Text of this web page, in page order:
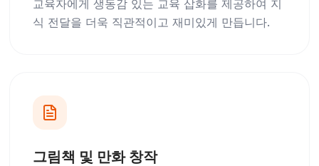
교육자에게 생동감 있는 교육 삽화를 제공하여 지
식 전달을 더욱 직관적이고 재미있게 만듭니다.
그림책 및 만화 창작